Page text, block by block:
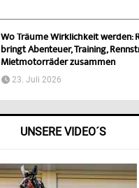
Wo Träume Wirklichkeit werden:
bringt Abenteuer, Training,
Mietmotorräder zusammen
23. Juli 2026
UNSERE VIDEO´S